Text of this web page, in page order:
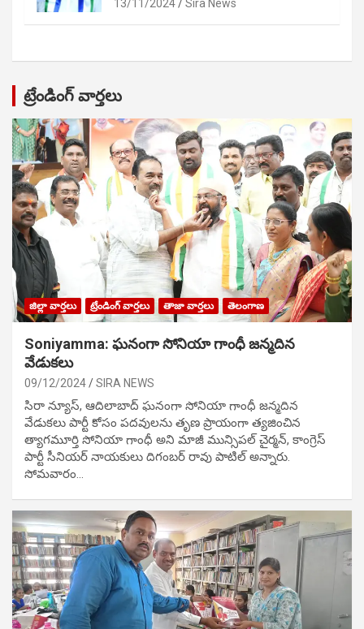
13/11/2024 Sira News
ట్రేండింగ్ వార్తలు
జిల్లా వార్తలు ట్రేండింగ్ వార్తలు తాజా వార్తలు తెలంగాణ
Soniyamma: ఘ‌నంగా సోనియా గాంధీ జ‌న్మ‌దిన
వేడుక‌లు
09/12/2024 SIRA NEWS
సిరా న్యూస్, ఆదిలాబాద్ ఘ‌నంగా సోనియా గాంధీ జ‌న్మ‌దిన
వేడుక‌లు పార్టీ కోసం ప‌ద‌వుల‌ను తృణ ప్రాయంగా త్య‌జించిన
త్యాగమూర్తి సోనియా గాంధీ అని మాజీ మున్సిప‌ల్ చైర్మ‌న్, కాంగ్రెస్
పార్టీ సీనియ‌ర్ నాయ‌కులు దిగంబ‌ర్ రావు పాటిల్ అన్నారు.
సోమవారం…